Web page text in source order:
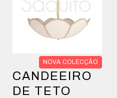
NOVA COLECÇÃO
CANDEEIRO
DE TETO